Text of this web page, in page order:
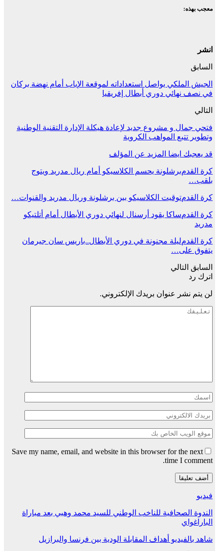
معجب بهذه:
انشر
السابق
الجيش الملكي يواصل استعداداته لموقعة الإياب أمام نهضة بركان
في نصف نهائي دوري أبطال إفريقيا
التالي
فتحي جمال و مشروع جديد لإعادة هيكلة الإدارة التقنية الوطنية
وتطوير تتبع المواهب الكروية
قد يعجبك ايضا المزيد عن المؤلف
كرة القدمبرشلونة يحسم الكلاسيكو أمام ريال مدريد ويتوج
بلقب…
كرة القدمتوقيت الكلاسيكو بين برشلونة وريال مدريد والقنوات…
كرة القدمساكا يقود أرسنال لنهائي دوري الأبطال أمام أتلتيكو
مدريد
كرة القدمليلة مجنونة في دوري الأبطال..باريس سان جيرمان
يتفوق على…
السابق التالي
اترك رد
لن يتم نشر عنوان بريدك الإلكتروني.
Save my name, email, and website in this browser for the next
time I comment.
فيديو
الندوة الصحافية للناخب الوطني للسيد محمد وهبي بعد مباراة
الباراغواي
شاهد بالفيديو أهداف المقابلة الودية بين فرنسا والبرازيل